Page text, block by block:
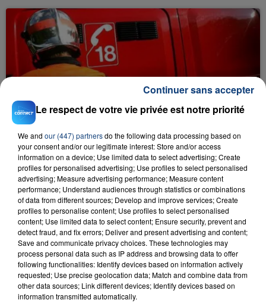
23 juillet 2026
INCENDIE MORTEL À LENS : UNE FEMME ET
SON BÉBÉ ENTRE LA VIE ET LA...
Un homme s'est immolé par le feu après avoir
aspergé sa compagne et leur bébé de trois mois
d'un liquide inflammable.
20 juillet 2026
UNE ADOLESCENTE DEVANT SE FAIRE
OPÉRER DE LA CHEVILLE RESSORT DE LA...
La famille a porté plainte contre la clinique qui a
Le respect de votre vie privée est notre priorité
We and our (447) partnersdo the following data processing based on
your consent and/or our legitimate interest: Store and/or access
information on a device; Use limited data to select advertising; Create
profiles for personalised advertising; Use profiles to select personalised
advertising; Measure advertising performance; Measure content
performance; Understand audiences through statistics or combinations
of data from different sources; Develop and improve services; Create
profiles to personalise content; Use profiles to select personalised
content; Use limited data to select content; Ensure security, prevent and
detect fraud, and fix errors; Deliver and present advertising and content;
Save and communicate privacy choices. These technologies may
process personal data such as IP address and browsing data to offer
following functionalities: Identify devices based on information actively
requested; Use precise geolocation data; Match and combine data from
other data sources; Link different devices; Identify devices based on
information transmitted automatically.
Continuer sans accepter